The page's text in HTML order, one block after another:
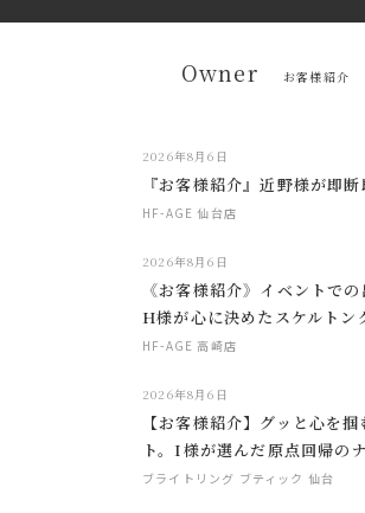
Owner お客様紹介
2026年8月6日
『お客様紹介』近野様が即
HF-AGE 仙台店
2026年8月6日
《お客様紹介》イベントでの
H様が心に決めたスケルトン
HF-AGE 高崎店
2026年8月6日
【お客様紹介】グッと心を
ト。I様が選んだ原点回帰の
ブライトリング ブティック 仙台